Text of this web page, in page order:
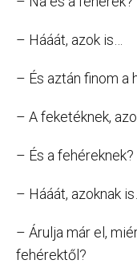
– Hááát, azok is…
– És aztán finom a
– A feketéknek,
– És a fehéreknek?
– Hááát, azoknak is…
– Árulja már el,
fehérektől?